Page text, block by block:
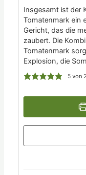
Insgesamt ist der
Tomatenmark ein
Gericht, das die
zaubert. Die
Tomatenmark
Explosion, die
5 von